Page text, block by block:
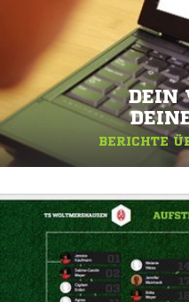
DEIN
BERICHTE